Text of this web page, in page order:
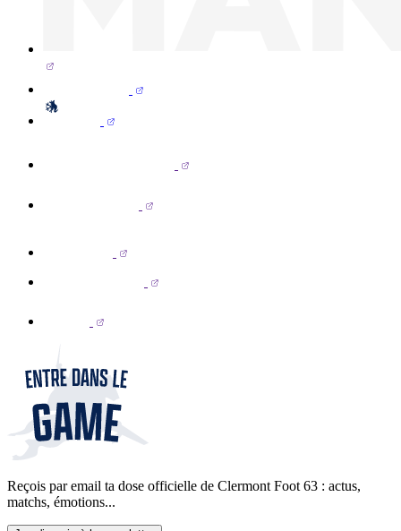
Reçois par email ta dose officielle de Clermont Foot 63 : actus,
matchs, émotions...